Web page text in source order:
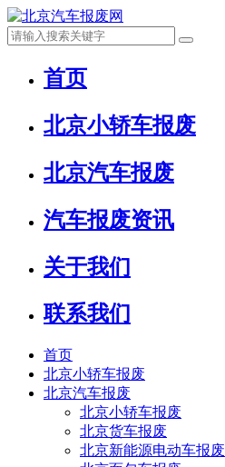
首页
北京小轿车报废
北京汽车报废
汽车报废资讯
关于我们
联系我们
首页
北京小轿车报废
北京汽车报废
北京小轿车报废
北京货车报废
北京新能源电动车报废